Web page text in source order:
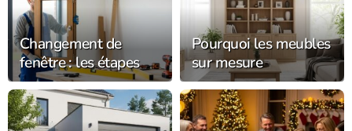
Changement de
fenêtre : les étapes
clés pour réussir vos
travaux
Pourquoi les meubles
sur mesure
subliment-ils votre
intérieur avec
élégance ?